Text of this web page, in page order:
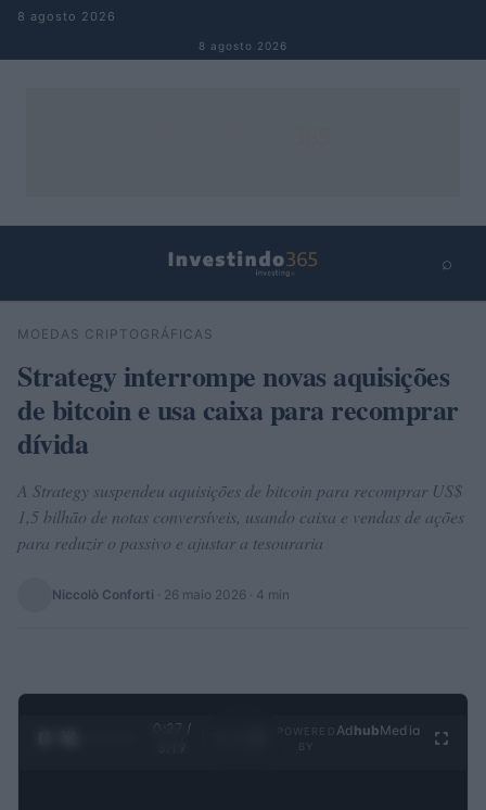
Pular para o conteúdo
8 agosto 2026
8 agosto 2026
⌕
Buscar
MOEDAS CRIPTOGRÁFICAS
Strategy interrompe novas aquisições
de bitcoin e usa caixa para recomprar
dívida
A Strategy suspendeu aquisições de bitcoin para recomprar US$
1,5 bilhão de notas conversíveis, usando caixa e vendas de ações
para reduzir o passivo e ajustar a tesouraria
Niccolò Conforti · 26 maio 2026 · 4 min
0:28 /
Ad hubMedia